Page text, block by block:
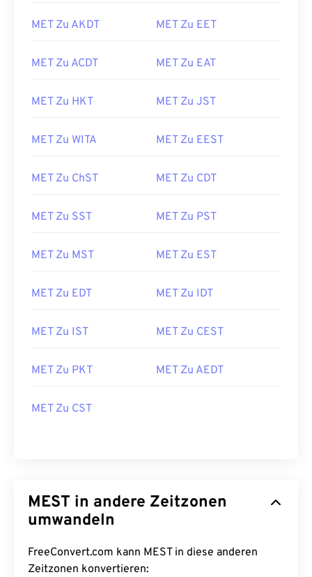
MET Zu AKDT MET Zu EET
MET Zu ACDT MET Zu EAT
MET Zu HKT MET Zu JST
MET Zu WITA MET Zu EEST
MET Zu ChST MET Zu CDT
MET Zu SST MET Zu PST
MET Zu MST MET Zu EST
MET Zu EDT MET Zu IDT
MET Zu IST MET Zu CEST
MET Zu PKT MET Zu AEDT
MET Zu CST
MEST in andere Zeitzonen
umwandeln
FreeConvert.com kann MEST in diese anderen
Zeitzonen konvertieren: